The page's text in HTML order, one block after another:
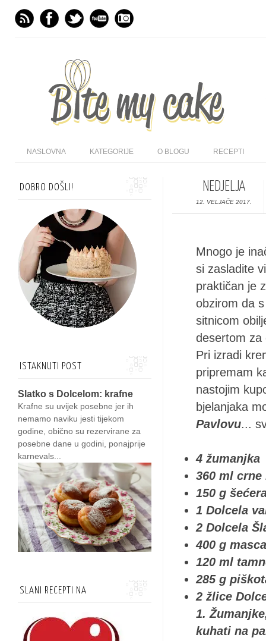
NASLOVNA KATEGORIJE O BLOGU RECEPTI
NEDJELJA
12. VELJAČE 2017.
Mnogo je
si zasladite
praktičan je
obzirom da
sitnicom
desertom za
Pri izradi
pripremam
nastojim
bjelanjaka
Pavlovu...
4 žumanjka
360 ml crne
150 g
1 Dolcela
2 Dolcela
400 g
120 ml
285 g
2 žlice
1.
kuhati na
DOBRO DOŠLI!
ISTAKNUTI POST
Slatko s Dolcelom: krafne
Krafne su uvijek posebne jer ih
nemamo naviku jesti tijekom
godine, obično su rezervirane za
posebne dane u godini, ponajprije
karnevals...
SLANI RECEPTI NA